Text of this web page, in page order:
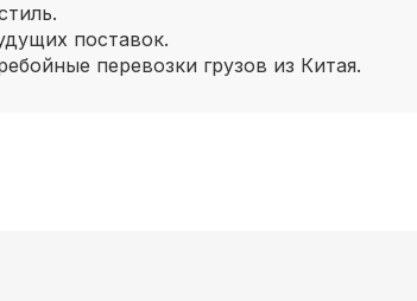
поставок.
перевозки грузов из Китая.